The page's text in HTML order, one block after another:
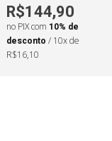
R$144,90
no PIX com 10% de
desconto / 10x de
R$16,10